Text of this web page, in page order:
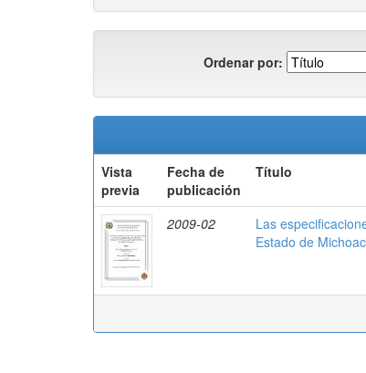
Ordenar por:
Vista
previa
Fecha de
publicación
Título
2009-02
Las
Estado de